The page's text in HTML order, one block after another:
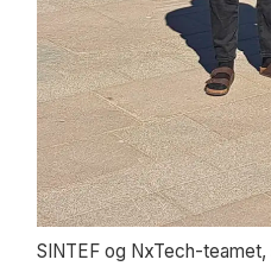
SINTEF og NxTech-